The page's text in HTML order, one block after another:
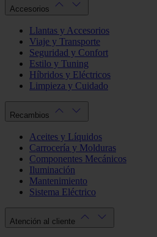
Accesorios
Llantas y Accesorios
Viaje y Transporte
Seguridad y Confort
Estilo y Tuning
Híbridos y Eléctricos
Limpieza y Cuidado
Recambios
Aceites y Líquidos
Carrocería y Molduras
Componentes Mecánicos
Iluminación
Mantenimiento
Sistema Eléctrico
Atención al cliente